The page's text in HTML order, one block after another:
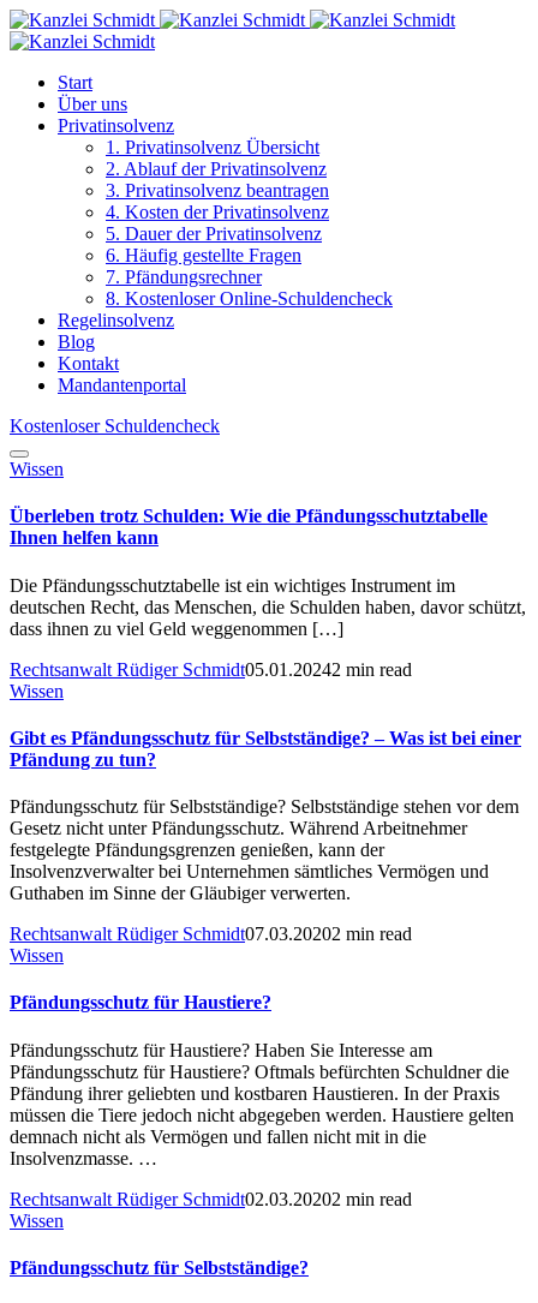
Start
Über uns
Privatinsolvenz
1. Privatinsolvenz Übersicht
2. Ablauf der Privatinsolvenz
3. Privatinsolvenz beantragen
4. Kosten der Privatinsolvenz
5. Dauer der Privatinsolvenz
6. Häufig gestellte Fragen
7. Pfändungsrechner
8. Kostenloser Online-Schuldencheck
Regelinsolvenz
Blog
Kontakt
Mandantenportal
Kostenloser Schuldencheck
Wissen
Überleben trotz Schulden: Wie die Pfändungsschutztabelle
Ihnen helfen kann
Die Pfändungsschutztabelle ist ein wichtiges Instrument im
deutschen Recht, das Menschen, die Schulden haben, davor schützt,
dass ihnen zu viel Geld weggenommen […]
Rechtsanwalt Rüdiger Schmidt05.01.20242 min read
Wissen
Gibt es Pfändungsschutz für Selbstständige? – Was ist bei einer
Pfändung zu tun?
Pfändungsschutz für Selbstständige? Selbstständige stehen vor dem
Gesetz nicht unter Pfändungsschutz. Während Arbeitnehmer
festgelegte Pfändungsgrenzen genießen, kann der
Insolvenzverwalter bei Unternehmen sämtliches Vermögen und
Guthaben im Sinne der Gläubiger verwerten.
Rechtsanwalt Rüdiger Schmidt07.03.20202 min read
Wissen
Pfändungsschutz für Haustiere?
Pfändungsschutz für Haustiere? Haben Sie Interesse am
Pfändungsschutz für Haustiere? Oftmals befürchten Schuldner die
Pfändung ihrer geliebten und kostbaren Haustieren. In der Praxis
müssen die Tiere jedoch nicht abgegeben werden. Haustiere gelten
demnach nicht als Vermögen und fallen nicht mit in die
Insolvenzmasse. …
Rechtsanwalt Rüdiger Schmidt02.03.20202 min read
Wissen
Pfändungsschutz für Selbstständige?